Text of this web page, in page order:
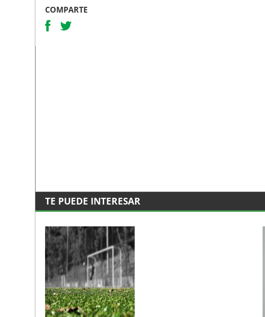
COMPARTE
TE PUEDE INTERESAR